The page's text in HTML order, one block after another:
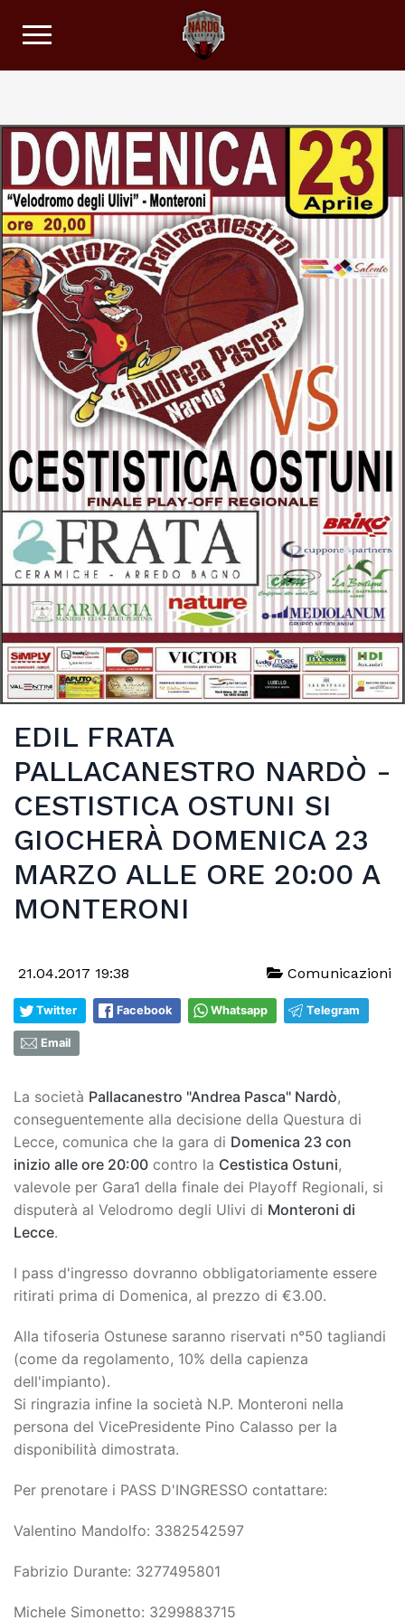
EDIL FRATA
PALLACANESTRO NARDÒ -
CESTISTICA OSTUNI SI
GIOCHERÀ DOMENICA 23
MARZO ALLE ORE 20:00 A
MONTERONI
21.04.2017 19:38 Comunicazioni
Twitter Facebook Whatsapp Telegram
Email
La società Pallacanestro "Andrea Pasca" Nardò,
conseguentemente alla decisione della Questura di
Lecce, comunica che la gara di Domenica 23 con
inizio alle ore 20:00 contro la Cestistica Ostuni,
valevole per Gara1 della finale dei Playoff Regionali, si
disputerà al Velodromo degli Ulivi di Monteroni di
Lecce.
I pass d'ingresso dovranno obbligatoriamente essere
ritirati prima di Domenica, al prezzo di €3.00.
Alla tifoseria Ostunese saranno riservati n°50 tagliandi
(come da regolamento, 10% della capienza
dell'impianto).
Si ringrazia infine la società N.P. Monteroni nella
persona del VicePresidente Pino Calasso per la
disponibilità dimostrata.
Per prenotare i PASS D'INGRESSO contattare:
Valentino Mandolfo: 3382542597
Fabrizio Durante: 3277495801
Michele Simonetto: 3299883715